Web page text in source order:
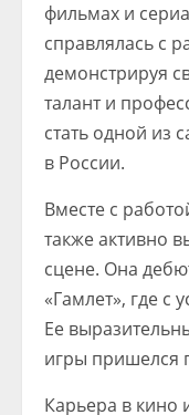
фильмах и
справлялась с
демонстрируя
талант и
стать одной из
в России.
Вместе с
также активно
сцене. Она
«Гамлет», где с
Ее
игры пришелся
Карьера в кино